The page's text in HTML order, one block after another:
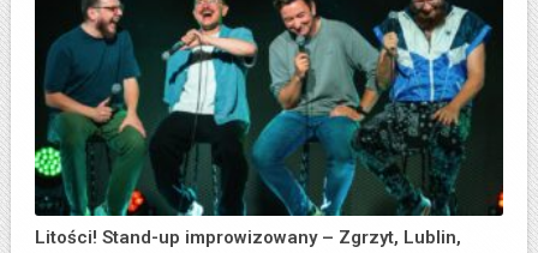
Litości! Stand-up improwizowany – Zgrzyt, Lublin,